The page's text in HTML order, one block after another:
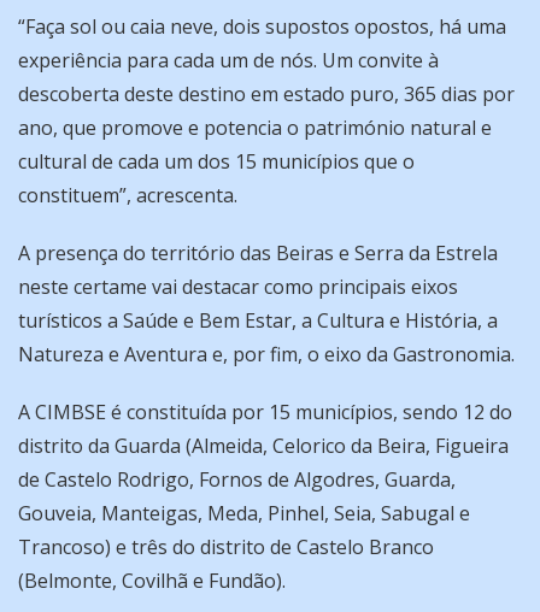
“Faça sol ou caia neve, dois supostos opostos, há uma
experiência para cada um de nós. Um convite à
descoberta deste destino em estado puro, 365 dias por
ano, que promove e potencia o património natural e
cultural de cada um dos 15 municípios que o
constituem”, acrescenta.
A presença do território das Beiras e Serra da Estrela
neste certame vai destacar como principais eixos
turísticos a Saúde e Bem Estar, a Cultura e História, a
Natureza e Aventura e, por fim, o eixo da Gastronomia.
A CIMBSE é constituída por 15 municípios, sendo 12 do
distrito da Guarda (Almeida, Celorico da Beira, Figueira
de Castelo Rodrigo, Fornos de Algodres, Guarda,
Gouveia, Manteigas, Meda, Pinhel, Seia, Sabugal e
Trancoso) e três do distrito de Castelo Branco
(Belmonte, Covilhã e Fundão).